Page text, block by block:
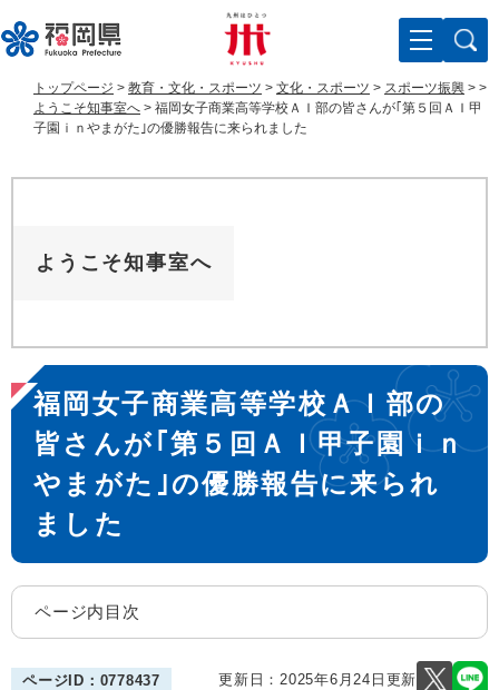
ー
ジ
す
ニ
ュ
し
トップページ > 教育・文化・スポーツ > 文化・スポーツ > スポーツ振興 > >
ようこそ知事室へ > 福岡女子商業高等学校ＡＩ部の皆さんが｢第５回ＡＩ甲
子園ｉｎやまがた｣の優勝報告に来られました
ようこそ知事室へ
本
文
福岡女子商業高等学校ＡＩ部の
皆さんが｢第５回ＡＩ甲子園ｉｎ
やまがた｣の優勝報告に来られ
ました
ページ内目次
ページID：0778437 更新日：2025年6月24日更新